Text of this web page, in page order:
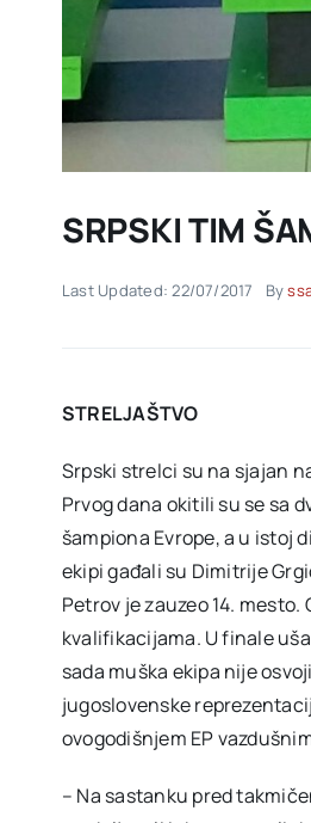
SRPSKI TIM
Last Updated: 22/07/2017 By
STRELJAŠTVO
Srpski strelci su na sjajan
Prvog dana okitili su se sa
šampiona Evrope, a u istoj
ekipi gađali su Dimitrije
Petrov je zauzeo 14.
kvalifikacijama. U finale
sada muška ekipa nije
jugoslovenske
ovogodišnjem EP
– Na sastanku pred